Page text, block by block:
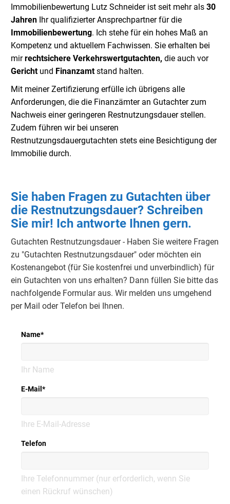
Immobilienbewertung Lutz Schneider ist seit mehr als 30
Jahren Ihr qualifizierter Ansprechpartner für die
Immobilienbewertung. Ich stehe für ein hohes Maß an
Kompetenz und aktuellem Fachwissen. Sie erhalten bei
mirrechtsichere Verkehrswertgutachten, die auch vor
Gerichtund Finanzamtstand halten.
Mit meiner Zertifizierung erfülle ich übrigens alle
Anforderungen, die die Finanzämter an Gutachter zum
Nachweis einer geringeren Restnutzungsdauer stellen.
Zudem führen wir bei unseren
Restnutzungsdauergutachten stets eine Besichtigung der
Immobilie durch.
Sie haben Fragen zu Gutachten über
die Restnutzungsdauer? Schreiben
Sie mir! Ich antworte Ihnen gern.
Gutachten Restnutzungsdauer - Haben Sie weitere Fragen
zu "Gutachten Restnutzungsdauer" oder möchten ein
Kostenangebot (für Sie kostenfrei und unverbindlich) für
ein Gutachten von uns erhalten? Dann füllen Sie bitte das
nachfolgende Formular aus. Wir melden uns umgehend
per Mail oder Telefon bei Ihnen.
Name*
Ihr Name
E-Mail *
Ihre E-Mail-Adresse
Telefon
Ihre Telefonnummer (nur erforderlich, wenn Sie
einen Rückruf wünschen)